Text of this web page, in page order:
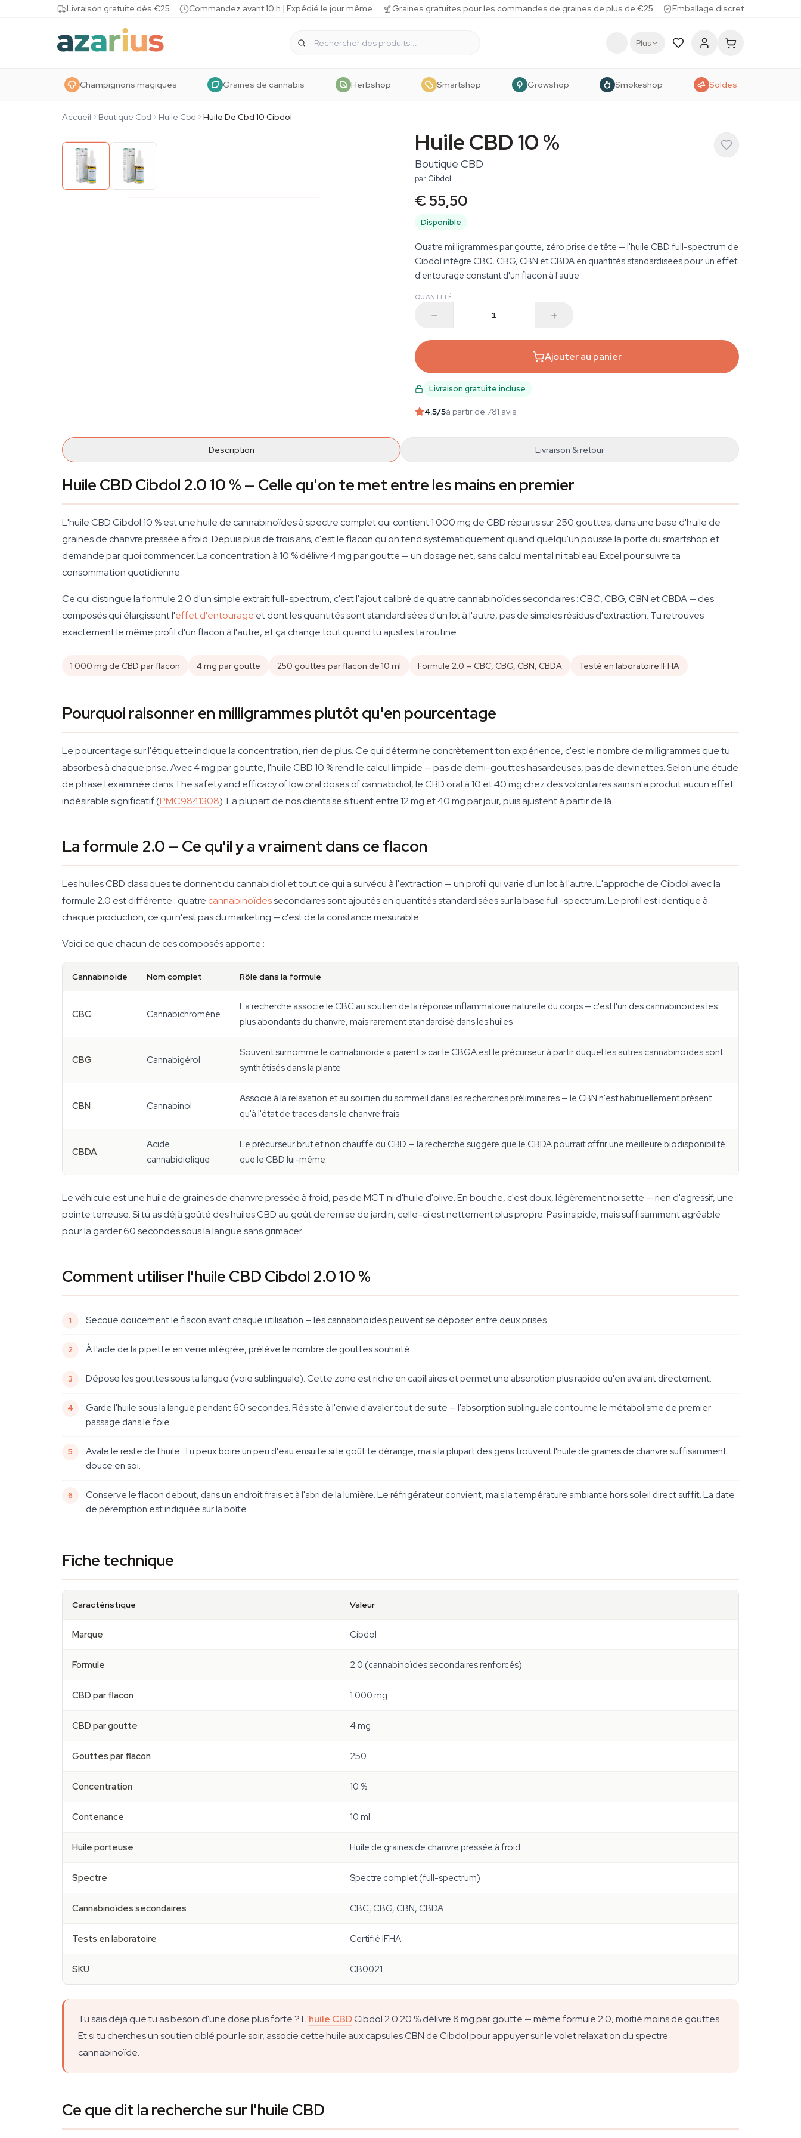
Skip to contentLivraison gratuite dès €25 Commandez avant 10 h | Expédié le jour même Graines gratuites pour les commandes de graines de plus de €25 Emballage discret
Plus
Champignons magiques Graines de cannabis Herbshop Smartshop Growshop Smokeshop Soldes
Accueil Boutique Cbd Huile Cbd Huile De Cbd 10 Cibdol
Huile CBD 10 %
Boutique CBD
par Cibdol
€ 55,50
Disponible
Quatre milligrammes par goutte, zéro prise de tête — l'huile CBD full-spectrum de
Cibdol intègre CBC, CBG, CBN et CBDA en quantités standardisées pour un effet
d'entourage constant d'un flacon à l'autre.
QUANTITÉ
Ajouter au panier
Livraison gratuite incluse
4.5/5à partir de 781 avis
Description Livraison & retour
Huile CBD Cibdol 2.0 10 % — Celle qu'on te met entre les mains en premier
L'huile CBD Cibdol 10 % est une huile de cannabinoïdes à spectre complet qui contient 1 000 mg de CBD répartis sur 250 gouttes, dans une base d'huile de
graines de chanvre pressée à froid. Depuis plus de trois ans, c'est le flacon qu'on tend systématiquement quand quelqu'un pousse la porte du smartshop et
demande par quoi commencer. La concentration à 10 % délivre 4 mg par goutte — un dosage net, sans calcul mental ni tableau Excel pour suivre ta
consommation quotidienne.
Ce qui distingue la formule 2.0 d'un simple extrait full-spectrum, c'est l'ajout calibré de quatre cannabinoïdes secondaires : CBC, CBG, CBN et CBDA — des
composés qui élargissent l'effet d'entourage et dont les quantités sont standardisées d'un lot à l'autre, pas de simples résidus d'extraction. Tu retrouves
exactement le même profil d'un flacon à l'autre, et ça change tout quand tu ajustes ta routine.
1 000 mg de CBD par flacon 4 mg par goutte 250 gouttes par flacon de 10 ml Formule 2.0 — CBC, CBG, CBN, CBDA Testé en laboratoire IFHA
Pourquoi raisonner en milligrammes plutôt qu'en pourcentage
Le pourcentage sur l'étiquette indique la concentration, rien de plus. Ce qui détermine concrètement ton expérience, c'est le nombre de milligrammes que tu
absorbes à chaque prise. Avec 4 mg par goutte, l'huile CBD 10 % rend le calcul limpide — pas de demi-gouttes hasardeuses, pas de devinettes. Selon une étude
de phase I examinée dansThe safety and efficacy of low oral doses of cannabidiol, le CBD oral à 10 et 40 mg chez des volontaires sains n'a produit aucun effet
indésirable significatif (PMC9841308). La plupart de nos clients se situent entre 12 mg et 40 mg par jour, puis ajustent à partir de là.
La formule 2.0 — Ce qu'il y a vraiment dans ce flacon
Les huiles CBD classiques te donnent du cannabidiol et tout ce qui a survécu à l'extraction — un profil qui varie d'un lot à l'autre. L'approche de Cibdol avec la
formule 2.0 est différente : quatre cannabinoïdessecondaires sont ajoutés en quantités standardisées sur la base full-spectrum. Le profil est identique à
chaque production, ce qui n'est pas du marketing — c'est de la constance mesurable.
Voici ce que chacun de ces composés apporte :
Cannabinoïde Nom complet Rôle dans la formule
CBC Cannabichromène
La recherche associe le CBC au soutien de la réponse inflammatoire naturelle du corps — c'est l'un des cannabinoïdes les
plus abondants du chanvre, mais rarement standardisé dans les huiles
CBG Cannabigérol
Souvent surnommé le cannabinoïde « parent » car le CBGA est le précurseur à partir duquel les autres cannabinoïdes sont
synthétisés dans la plante
CBN Cannabinol
Associé à la relaxation et au soutien du sommeil dans les recherches préliminaires — le CBN n'est habituellement présent
qu'à l'état de traces dans le chanvre frais
CBDA
Acide
cannabidiolique
Le précurseur brut et non chauffé du CBD — la recherche suggère que le CBDA pourrait offrir une meilleure biodisponibilité
que le CBD lui-même
Le véhicule est une huile de graines de chanvre pressée à froid, pas de MCT ni d'huile d'olive. En bouche, c'est doux, légèrement noisette — rien d'agressif, une
pointe terreuse. Si tu as déjà goûté des huiles CBD au goût de remise de jardin, celle-ci est nettement plus propre. Pas insipide, mais suffisamment agréable
pour la garder 60 secondes sous la langue sans grimacer.
Comment utiliser l'huile CBD Cibdol 2.0 10 %
Secoue doucement le flacon avant chaque utilisation — les cannabinoïdes peuvent se déposer entre deux prises.
À l'aide de la pipette en verre intégrée, prélève le nombre de gouttes souhaité.
Dépose les gouttes sous ta langue (voie sublinguale). Cette zone est riche en capillaires et permet une absorption plus rapide qu'en avalant directement.
Garde l'huile sous la langue pendant 60 secondes. Résiste à l'envie d'avaler tout de suite — l'absorption sublinguale contourne le métabolisme de premier
passage dans le foie.
Avale le reste de l'huile. Tu peux boire un peu d'eau ensuite si le goût te dérange, mais la plupart des gens trouvent l'huile de graines de chanvre suffisamment
douce en soi.
Conserve le flacon debout, dans un endroit frais et à l'abri de la lumière. Le réfrigérateur convient, mais la température ambiante hors soleil direct suffit. La date
de péremption est indiquée sur la boîte.
Fiche technique
Caractéristique Valeur
Marque Cibdol
Formule 2.0 (cannabinoïdes secondaires renforcés)
CBD par flacon 1 000 mg
CBD par goutte 4 mg
Gouttes par flacon 250
Concentration 10 %
Contenance 10 ml
Huile porteuse Huile de graines de chanvre pressée à froid
Spectre Spectre complet (full-spectrum)
Cannabinoïdes secondaires CBC, CBG, CBN, CBDA
Tests en laboratoire Certifié IFHA
SKU CB0021
Tu sais déjà que tu as besoin d'une dose plus forte ? L'huile CBDCibdol 2.0 20 % délivre 8 mg par goutte — même formule 2.0, moitié moins de gouttes.
Et si tu cherches un soutien ciblé pour le soir, associe cette huile aux capsules CBN de Cibdol pour appuyer sur le volet relaxation du spectre
cannabinoïde.
Ce que dit la recherche sur l'huile CBD